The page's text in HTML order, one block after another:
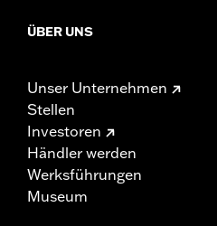
ÜBER UNS
Unser Unternehmen
Stellen
Investoren
Händler werden
Werksführungen
Museum